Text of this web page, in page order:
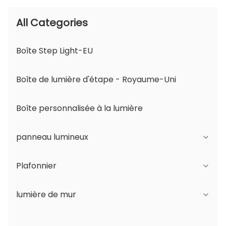
All Categories
Boîte Step Light-EU
Boîte de lumière d'étape - Royaume-Uni
Boîte personnalisée à la lumière
panneau lumineux
Série JDL
Série DSDL
Plafonnier
Série JCL
lumière de mur